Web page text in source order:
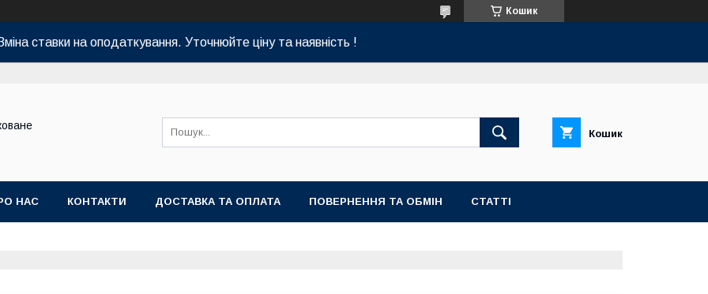
Кошик
ставки на оподаткування. Уточнюйте ціну та наявність !
Кошик
НАС КОНТАКТИ ДОСТАВКА ТА ОПЛАТА ПОВЕРНЕННЯ ТА ОБМІН СТАТТІ